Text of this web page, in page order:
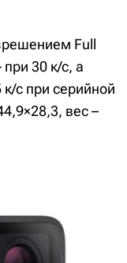
Full
при 30 к/с, а
с при серийной
вес –